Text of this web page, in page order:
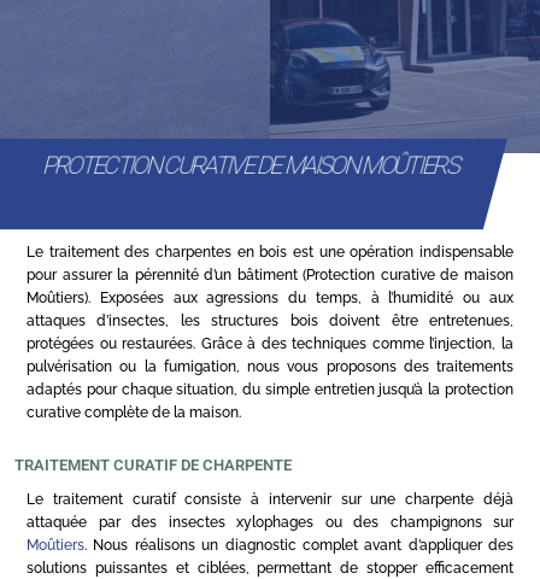
PROTECTION CURATIVE DE MAISON MOÛTIERS
Le traitement des charpentes en bois est une opération indispensable
pour assurer la pérennité d’un bâtiment (Protection curative de maison
Moûtiers). Exposées aux agressions du temps, à l’humidité ou aux
attaques d’insectes, les structures bois doivent être entretenues,
protégées ou restaurées. Grâce à des techniques comme l’injection, la
pulvérisation ou la fumigation, nous vous proposons des traitements
adaptés pour chaque situation, du simple entretien jusqu’à la protection
curative complète de la maison.
TRAITEMENT CURATIF DE CHARPENTE
Le traitement curatif consiste à intervenir sur une charpente déjà
attaquée par des insectes xylophages ou des champignons sur
Moûtiers. Nous réalisons un diagnostic complet avant d’appliquer des
solutions puissantes et ciblées, permettant de stopper efficacement